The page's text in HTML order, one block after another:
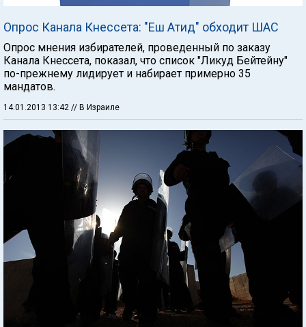
Опрос Канала Кнессета: "Еш Атид" обходит ШАС
Опрос мнения избирателей, проведенный по заказу
Канала Кнессета, показал, что список "Ликуд Бейтейну"
по-прежнему лидирует и набирает примерно 35
мандатов.
14.01.2013 13:42 // В Израиле